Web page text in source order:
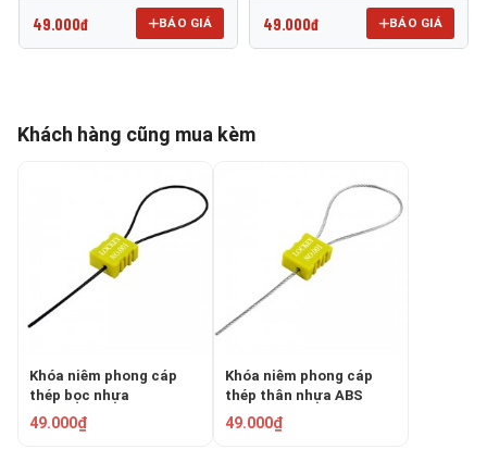
49.000đ BÁO GIÁ 49.000đ BÁO GIÁ
Khách hàng cũng mua kèm
Khóa niêm phong cáp
thép bọc nhựa
PROLOCKEY CS02-1.8P-
49.000₫
Khóa niêm phong cáp
thép thân nhựa ABS
PROLOCKEY CS02-1.8S-
49.000₫